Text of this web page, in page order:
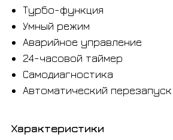
Турбо-функция
Умный режим
Аварийное управление
24-часовой таймер
Самодиагностика
Автоматический перезапуск
Характеристики